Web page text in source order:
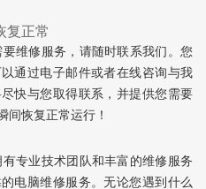
复正常
维修服务，请随时联系我们。您
通过电子邮件或者在线咨询与我
快与您取得联系，并提供您需要
间恢复正常运行！
专业技术团队和丰富的维修服务
电脑维修服务。无论您遇到什么